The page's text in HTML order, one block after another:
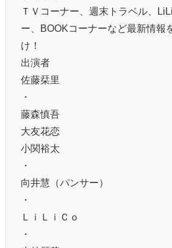
ＴＶコーナー、週末トラベル、
ー、BOOKコーナーなど最新情報
け！
出演者
佐藤栞里
・
藤森慎吾
大友花恋
小関裕太
・
向井慧（パンサー）
・
ＬｉＬｉＣｏ
・